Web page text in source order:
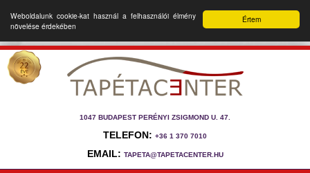
Értem
Weboldalunk cookie-kat használ a felhasználói élmény
növelése érdekében
1047 BUDAPEST PERÉNYI ZSIGMOND U. 47.
TELEFON: +36 1 370 7010
EMAIL: TAPETA@TAPETACENTER.HU